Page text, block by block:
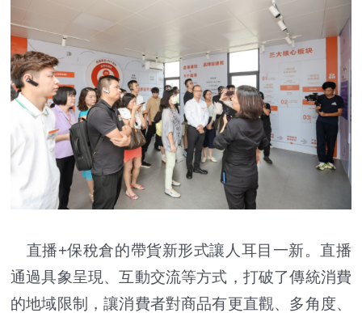
直播+保稅倉的帶貨新形式讓人耳目一新。直播
通過具象呈現、互動交流等方式，打破了傳統消費
的地域限制，讓消費者對商品有更直觀、多角度、